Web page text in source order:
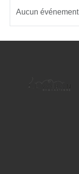
Aucun événement